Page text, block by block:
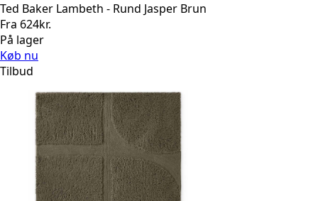
Ted Baker Lambeth - Rund Jasper Brun
Fra 624kr.
På lager
Køb nu
Tilbud